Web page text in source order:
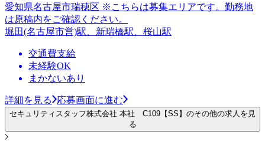
愛知県名古屋市瑞穂区 ※こちらは募集エリアです。勤務地
は原稿内をご確認ください。
堀田(名古屋市営)駅、新瑞橋駅、桜山駅
交通費支給
未経験OK
まかないあり
詳細を見る 応募画面に進む
セキュリティスタッフ株式会社 本社 C109【SS】のその他の求人を見
る